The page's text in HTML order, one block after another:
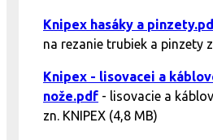
Knipex hasáky a
na rezanie trubiek a pinzety
Knipex - lisovacei a
nože.pdf - lisovacie a
zn. KNIPEX (4,8 MB)